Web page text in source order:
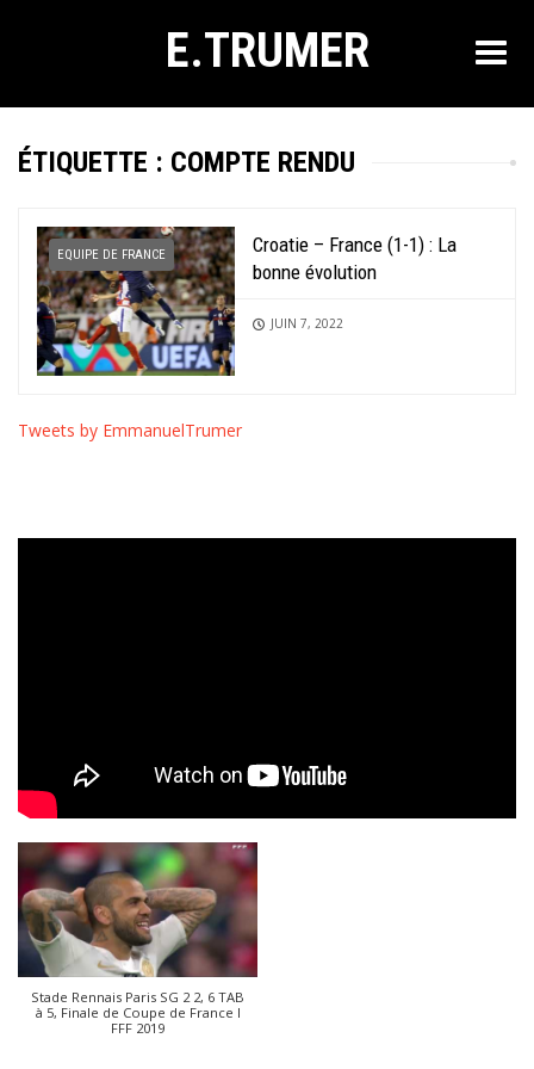
E.TRUMER
ÉTIQUETTE : COMPTE RENDU
EQUIPE DE FRANCE
Croatie – France (1-1) : La
bonne évolution
JUIN 7, 2022
Tweets by EmmanuelTrumer
Stade Rennais Paris SG 2 2, 6 TAB
à 5, Finale de Coupe de France I
FFF 2019